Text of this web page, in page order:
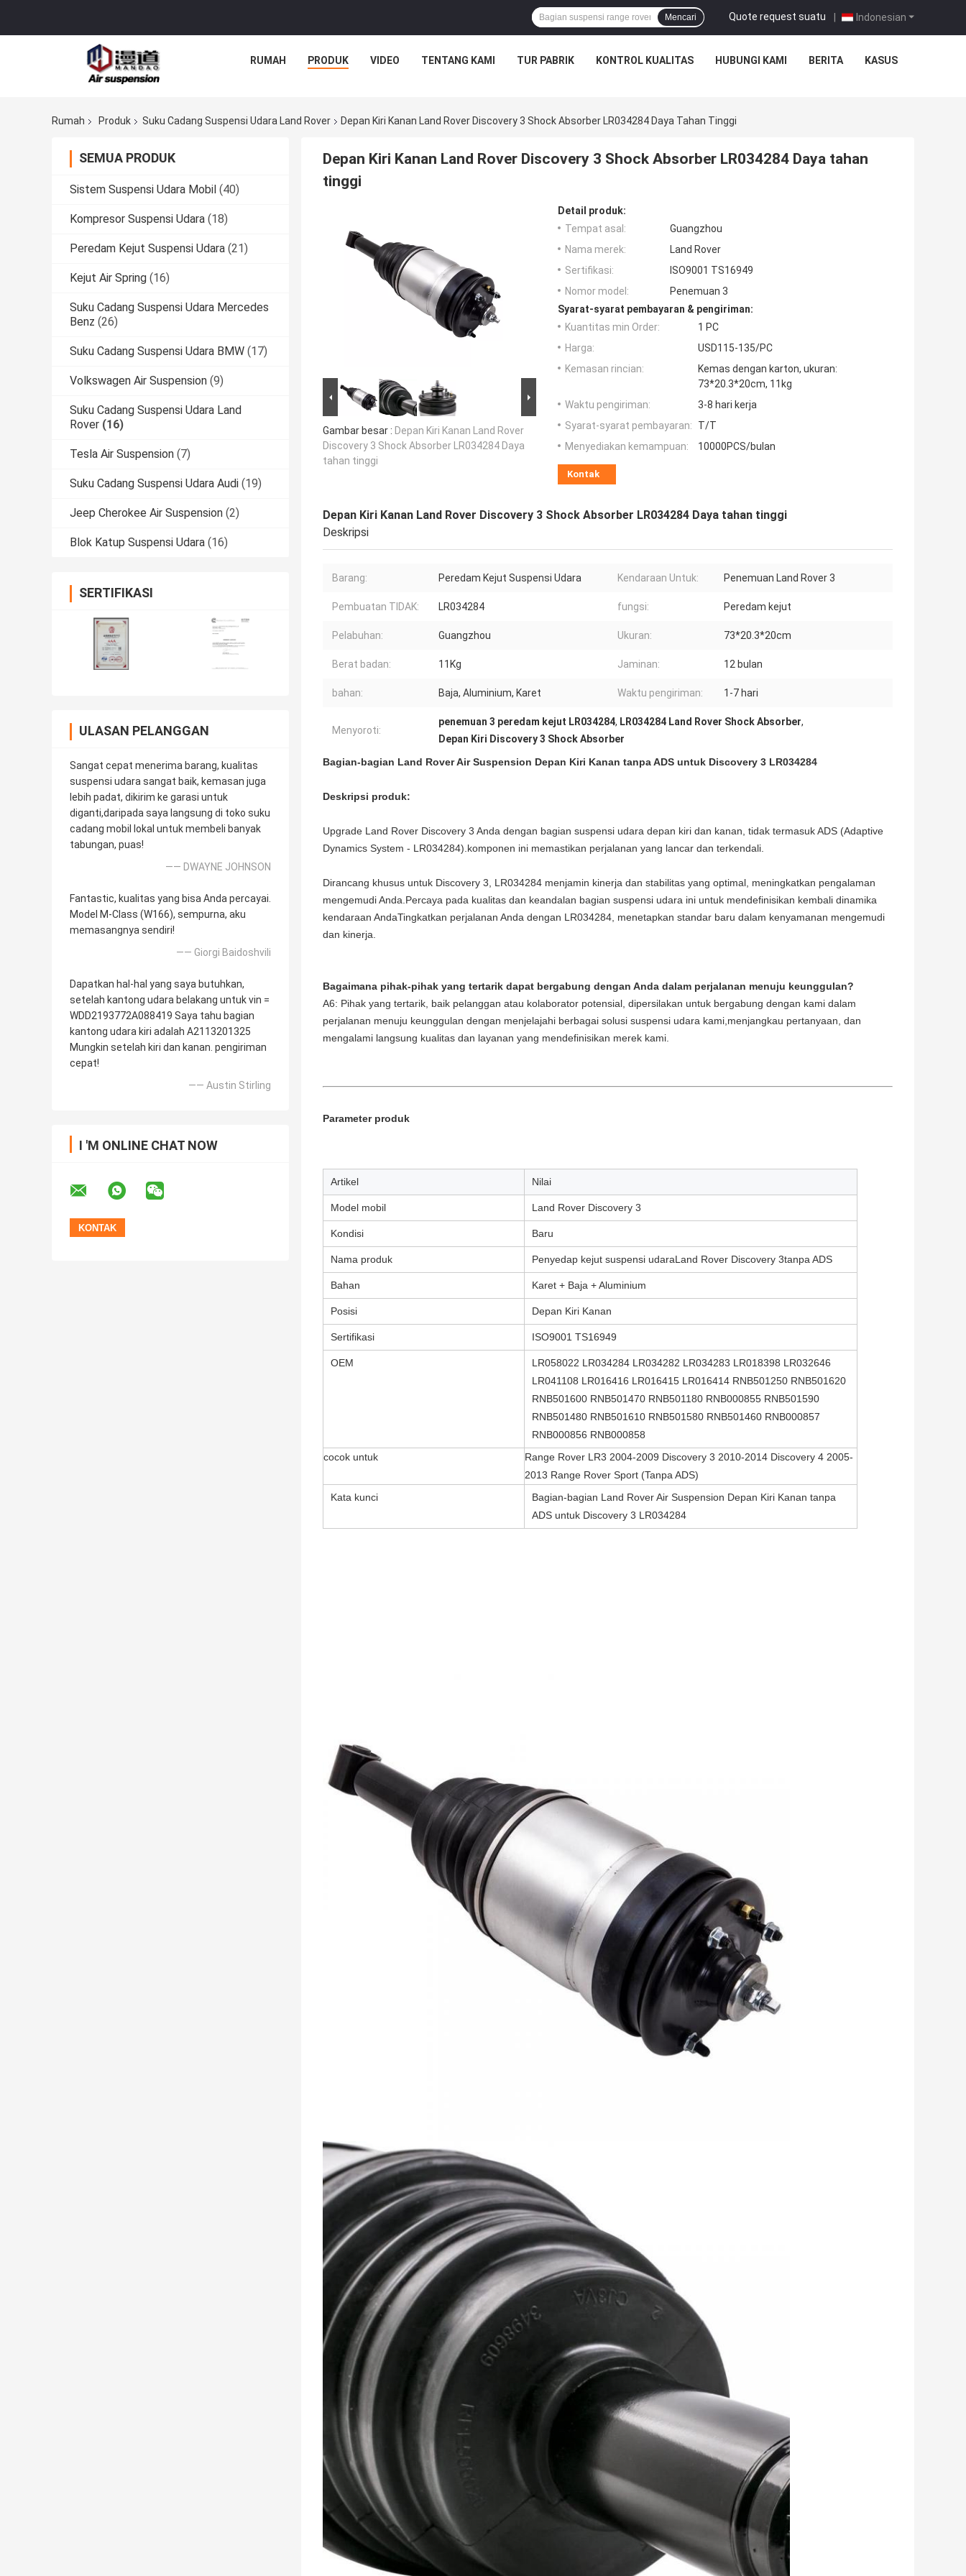
Indonesian
Quote request suatu |
Mencari
RUMAH PRODUK VIDEO TENTANG KAMI TUR PABRIK KONTROL KUALITAS HUBUNGI KAMI BERITA KASUS
Rumah Produk Suku Cadang Suspensi Udara Land Rover Depan Kiri Kanan Land Rover Discovery 3 Shock Absorber LR034284 Daya Tahan Tinggi
SEMUA PRODUK
Sistem Suspensi Udara Mobil (40)
Kompresor Suspensi Udara (18)
Peredam Kejut Suspensi Udara (21)
Kejut Air Spring (16)
Suku Cadang Suspensi Udara Mercedes
Benz (26)
Suku Cadang Suspensi Udara BMW (17)
Volkswagen Air Suspension (9)
Suku Cadang Suspensi Udara Land
Rover (16)
Tesla Air Suspension (7)
Suku Cadang Suspensi Udara Audi (19)
Jeep Cherokee Air Suspension (2)
Blok Katup Suspensi Udara (16)
SERTIFIKASI
ULASAN PELANGGAN
Sangat cepat menerima barang, kualitas
suspensi udara sangat baik, kemasan juga
lebih padat, dikirim ke garasi untuk
diganti,daripada saya langsung di toko suku
cadang mobil lokal untuk membeli banyak
tabungan, puas!
—— DWAYNE JOHNSON
Fantastic, kualitas yang bisa Anda percayai.
Model M-Class (W166), sempurna, aku
memasangnya sendiri!
—— Giorgi Baidoshvili
Dapatkan hal-hal yang saya butuhkan,
setelah kantong udara belakang untuk vin =
WDD2193772A088419 Saya tahu bagian
kantong udara kiri adalah A2113201325
Mungkin setelah kiri dan kanan. pengiriman
cepat!
—— Austin Stirling
I 'M ONLINE CHAT NOW
Depan Kiri Kanan Land Rover Discovery 3 Shock Absorber LR034284 Daya tahan
tinggi
Gambar besar : Depan Kiri Kanan Land Rover
Discovery 3 Shock Absorber LR034284 Daya
tahan tinggi
Detail produk:
Tempat asal:
Guangzhou
Nama merek:
Land Rover
Sertifikasi:
ISO9001 TS16949
Nomor model:
Penemuan 3
Syarat-syarat pembayaran & pengiriman:
Kuantitas min Order:
1 PC
Harga:
USD115-135/PC
Kemasan rincian:
Kemas dengan karton, ukuran:
73*20.3*20cm, 11kg
Waktu pengiriman:
3-8 hari kerja
Syarat-syarat pembayaran:
T/T
Menyediakan kemampuan:
10000PCS/bulan
Kontak
Depan Kiri Kanan Land Rover Discovery 3 Shock Absorber LR034284 Daya tahan tinggi
Deskripsi
Barang: Peredam Kejut Suspensi Udara Kendaraan Untuk: Penemuan Land Rover 3
Pembuatan TIDAK: LR034284 fungsi: Peredam kejut
Pelabuhan: Guangzhou Ukuran: 73*20.3*20cm
Berat badan: 11Kg Jaminan: 12 bulan
bahan: Baja, Aluminium, Karet Waktu pengiriman: 1-7 hari
Menyoroti:
penemuan 3 peredam kejut LR034284, LR034284 Land Rover Shock Absorber,
Depan Kiri Discovery 3 Shock Absorber
Bagian-bagian Land Rover Air Suspension Depan Kiri Kanan tanpa ADS untuk Discovery 3 LR034284
Deskripsi produk:
Upgrade Land Rover Discovery 3 Anda dengan bagian suspensi udara depan kiri dan kanan, tidak termasuk ADS (Adaptive
Dynamics System - LR034284).komponen ini memastikan perjalanan yang lancar dan terkendali.
Dirancang khusus untuk Discovery 3, LR034284 menjamin kinerja dan stabilitas yang optimal, meningkatkan pengalaman
mengemudi Anda.Percaya pada kualitas dan keandalan bagian suspensi udara ini untuk mendefinisikan kembali dinamika
kendaraan AndaTingkatkan perjalanan Anda dengan LR034284, menetapkan standar baru dalam kenyamanan mengemudi
dan kinerja.
Bagaimana pihak-pihak yang tertarik dapat bergabung dengan Anda dalam perjalanan menuju keunggulan?
A6: Pihak yang tertarik, baik pelanggan atau kolaborator potensial, dipersilakan untuk bergabung dengan kami dalam
perjalanan menuju keunggulan dengan menjelajahi berbagai solusi suspensi udara kami,menjangkau pertanyaan, dan
mengalami langsung kualitas dan layanan yang mendefinisikan merek kami.
Parameter produk
Artikel Nilai
Model mobil Land Rover Discovery 3
Kondisi Baru
Nama produk Penyedap kejut suspensi udaraLand Rover Discovery 3tanpa ADS
Bahan Karet + Baja + Aluminium
Posisi Depan Kiri Kanan
Sertifikasi ISO9001 TS16949
OEM
LR058022 LR034284 LR034282 LR034283 LR018398 LR032646
LR041108 LR016416 LR016415 LR016414 RNB501250 RNB501620
RNB501600 RNB501470 RNB501180 RNB000855 RNB501590
RNB501480 RNB501610 RNB501580 RNB501460 RNB000857
RNB000856 RNB000858
cocok untuk
Range Rover LR3 2004-2009 Discovery 3 2010-2014 Discovery 4 2005-
2013 Range Rover Sport (Tanpa ADS)
Kata kunci
Bagian-bagian Land Rover Air Suspension Depan Kiri Kanan tanpa
ADS untuk Discovery 3 LR034284